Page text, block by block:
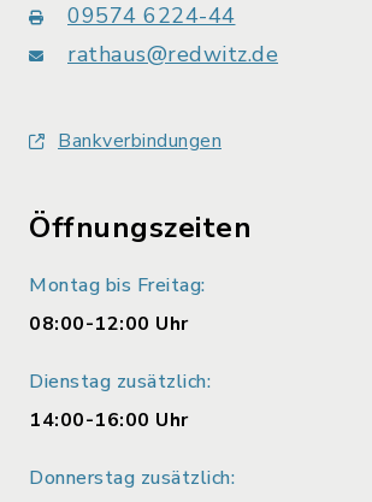
09574 6224-44
rathaus@redwitz.de
Bankverbindungen
Öffnungszeiten
Montag bis Freitag:
08:00-12:00 Uhr
Dienstag zusätzlich:
14:00-16:00 Uhr
Donnerstag zusätzlich: